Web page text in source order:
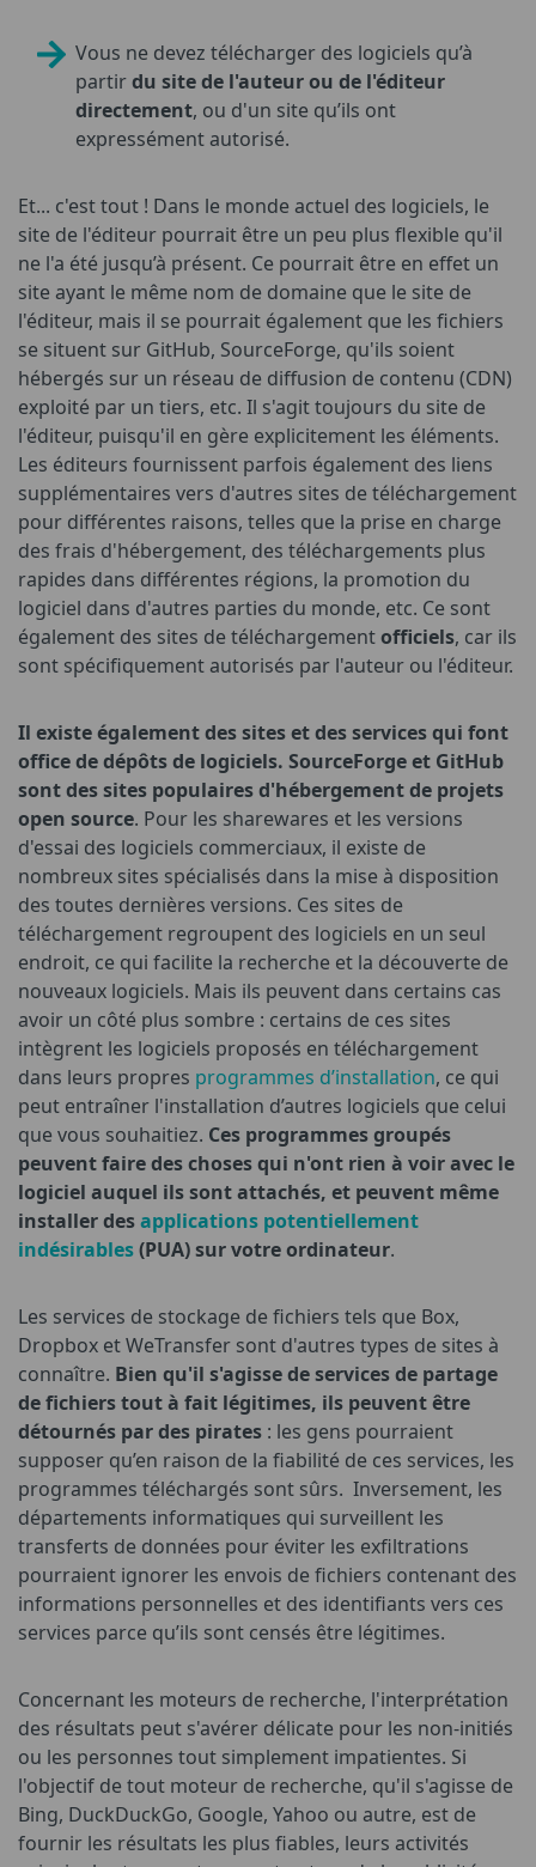
Vous ne devez télécharger des logiciels qu’à
partirdu site de l'auteur ou de l'éditeur
directement, ou d'un site qu’ils ont
expressément autorisé.
Et... c'est tout ! Dans le monde actuel des logiciels, le
site de l'éditeur pourrait être un peu plus flexible qu'il
ne l'a été jusqu’à présent. Ce pourrait être en effet un
site ayant le même nom de domaine que le site de
l'éditeur, mais il se pourrait également que les fichiers
se situent sur GitHub, SourceForge, qu'ils soient
hébergés sur un réseau de diffusion de contenu (CDN)
exploité par un tiers, etc. Il s'agit toujours du site de
l'éditeur, puisqu'il en gère explicitement les éléments.
Les éditeurs fournissent parfois également des liens
supplémentaires vers d'autres sites de téléchargement
pour différentes raisons, telles que la prise en charge
des frais d'hébergement, des téléchargements plus
rapides dans différentes régions, la promotion du
logiciel dans d'autres parties du monde, etc. Ce sont
également des sites de téléchargementofficiels, car ils
sont spécifiquement autorisés par l'auteur ou l'éditeur.
Il existe également des sites et des services qui font
office de dépôts de logiciels. SourceForge et GitHub
sont des sites populaires d'hébergement de projets
open source. Pour les sharewares et les versions
d'essai des logiciels commerciaux, il existe de
nombreux sites spécialisés dans la mise à disposition
des toutes dernières versions. Ces sites de
téléchargement regroupent des logiciels en un seul
endroit, ce qui facilite la recherche et la découverte de
nouveaux logiciels. Mais ils peuvent dans certains cas
avoir un côté plus sombre : certains de ces sites
intègrent les logiciels proposés en téléchargement
dans leurs propres programmes d’installation, ce qui
peut entraîner l'installation d’autres logiciels que celui
que vous souhaitiez. Ces programmes groupés
peuvent faire des choses qui n'ont rien à voir avec le
logiciel auquel ils sont attachés, et peuvent même
installer desapplications potentiellement
indésirables(PUA) sur votre ordinateur.
Les services de stockage de fichiers tels que Box,
Dropbox et WeTransfer sont d'autres types de sites à
connaître. Bien qu'il s'agisse de services de partage
de fichiers tout à fait légitimes, ils peuvent être
détournés par des pirates : les gens pourraient
supposer qu’en raison de la fiabilité de ces services, les
programmes téléchargés sont sûrs. Inversement, les
départements informatiques qui surveillent les
transferts de données pour éviter les exfiltrations
pourraient ignorer les envois de fichiers contenant des
informations personnelles et des identifiants vers ces
services parce qu’ils sont censés être légitimes.
Concernant les moteurs de recherche, l'interprétation
des résultats peut s'avérer délicate pour les non-initiés
ou les personnes tout simplement impatientes. Si
l'objectif de tout moteur de recherche, qu'il s'agisse de
Bing, DuckDuckGo, Google, Yahoo ou autre, est de
fournir les résultats les plus fiables, leurs activités